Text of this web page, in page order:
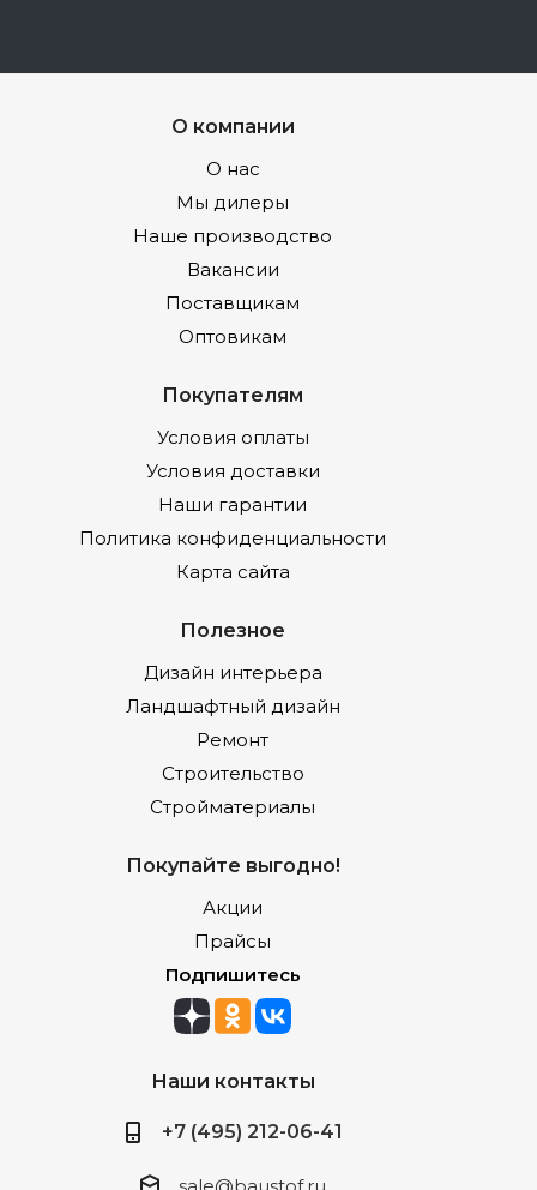
О компании
О нас
Мы дилеры
Наше производство
Вакансии
Поставщикам
Оптовикам
Покупателям
Условия оплаты
Условия доставки
Наши гарантии
Политика конфиденциальности
Карта сайта
Полезное
Дизайн интерьера
Ландшафтный дизайн
Ремонт
Строительство
Стройматериалы
Покупайте выгодно!
Акции
Прайсы
Подпишитесь
Наши контакты
+7 (495) 212-06-41
sale@baustof.ru